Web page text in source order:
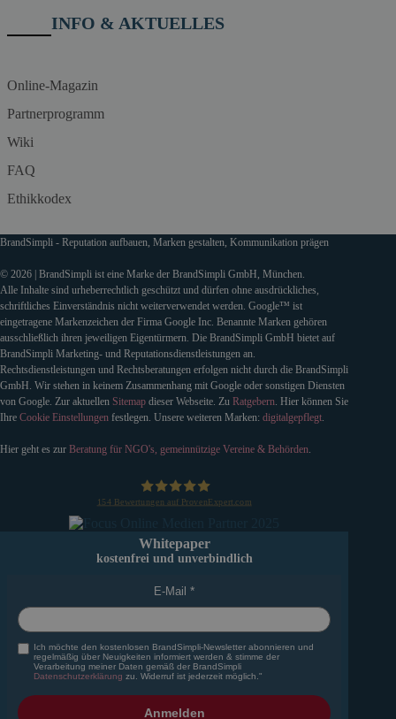
INFO & AKTUELLES
Online-Magazin
Partnerprogramm
Wiki
FAQ
Ethikkodex
BrandSimpli - Reputation aufbauen, Marken gestalten, Kommunikation prägen
© 2026 | BrandSimpli ist eine Marke der BrandSimpli GmbH, München.
Alle Inhalte sind urheberrechtlich geschützt und dürfen ohne ausdrückliches,
schriftliches Einverständnis nicht weiterverwendet werden. Google™ ist
eingetragene Markenzeichen der Firma Google Inc. Benannte Marken gehören
ausschließlich ihren jeweiligen Eigentürmern. Die BrandSimpli GmbH bietet auf
BrandSimpli Marketing- und Reputationsdienstleistungen an.
Rechtsdienstleistungen und Rechtsberatungen erfolgen nicht durch die BrandSimpli
GmbH. Wir stehen in keinem Zusammenhang mit Google oder sonstigen Diensten
von Google. Zur aktuellen Sitemap dieser Webseite. Zu Ratgebern. Hier können Sie
Ihre Cookie Einstellungen festlegen. Unsere weiteren Marken: digitalgepflegt.
Hier geht es zur Beratung für NGO's, gemeinnützige Vereine & Behörden.
154 Bewertungen auf ProvenExpert.com
Whitepaper
kostenfrei und unverbindlich
E-Mail
Ich möchte den kostenlosen BrandSimpli-Newsletter abonnieren und
regelmäßig über Neuigkeiten informiert werden & stimme der
Verarbeitung meiner Daten gemäß der BrandSimpli
Datenschutzerklärung zu. Widerruf ist jederzeit möglich."
Anmelden